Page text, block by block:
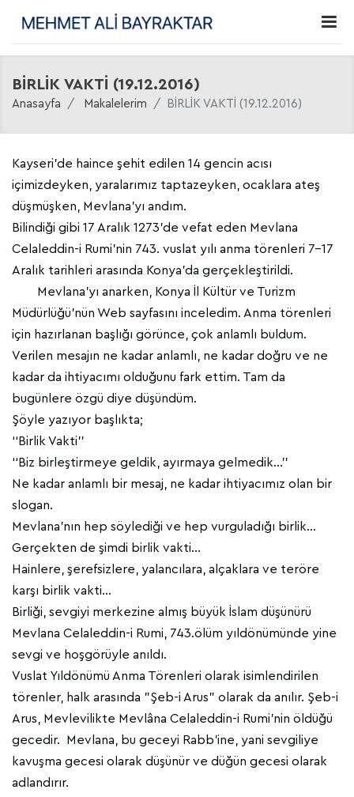
BİRLİK VAKTİ (19.12.2016)
Anasayfa Makalelerim BİRLİK VAKTİ (19.12.2016)
Kayseri’de haince şehit edilen 14 gencin acısı
içimizdeyken, yaralarımız taptazeyken, ocaklara ateş
düşmüşken, Mevlana’yı andım.
Bilindiği gibi 17 Aralık 1273’de vefat eden Mevlana
Celaleddin-i Rumi’nin 743. vuslat yılı anma törenleri 7-17
Aralık tarihleri arasında Konya’da gerçekleştirildi.
Mevlana’yı anarken, Konya İl Kültür ve Turizm
Müdürlüğü’nün Web sayfasını inceledim. Anma törenleri
için hazırlanan başlığı görünce, çok anlamlı buldum.
Verilen mesajın ne kadar anlamlı, ne kadar doğru ve ne
kadar da ihtiyacımı olduğunu fark ettim. Tam da
bugünlere özgü diye düşündüm.
Şöyle yazıyor başlıkta;
‘‘Birlik Vakti’’
‘‘Biz birleştirmeye geldik, ayırmaya gelmedik…’’
Ne kadar anlamlı bir mesaj, ne kadar ihtiyacımız olan bir
slogan.
Mevlana’nın hep söylediği ve hep vurguladığı birlik…
Gerçekten de şimdi birlik vakti…
Hainlere, şerefsizlere, yalancılara, alçaklara ve teröre
karşı birlik vakti…
Birliği, sevgiyi merkezine almış büyük İslam düşünürü
Mevlana Celaleddin-i Rumi, 743.ölüm yıldönümünde yine
sevgi ve hoşgörüyle anıldı.
Vuslat Yıldönümü Anma Törenleri olarak isimlendirilen
törenler, halk arasında "Şeb-i Arus" olarak da anılır. Şeb-i
Arus, Mevlevilikte Mevlâna Celaleddin-i Rumi'nin öldüğü
gecedir. Mevlana, bu geceyi Rabb'ine, yani sevgiliye
kavuşma gecesi olarak düşünür ve düğün gecesi olarak
adlandırır.